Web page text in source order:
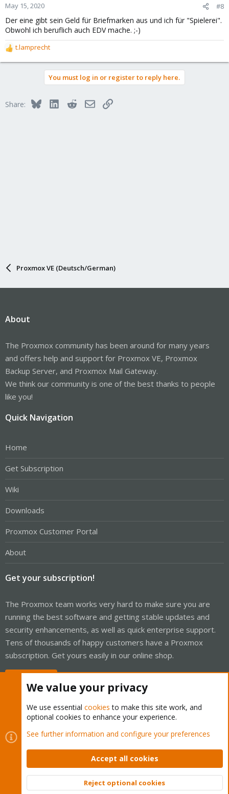
May 15, 2020 #8
Der eine gibt sein Geld für Briefmarken aus und ich für "Spielerei".
Obwohl ich beruflich auch EDV mache. ;-)
R
e
o
t.lamprecht
You must log in or register to reply here.
Share: BlueskyLinkedInRedditEmailLink
Proxmox VE (Deutsch/German)
About
The Proxmox community has been around for many years
and offers help and support for Proxmox VE, Proxmox
Backup Server, and Proxmox Mail Gateway.
We think our community is one of the best thanks to people
like you!
Quick Navigation
Home
Get Subscription
Wiki
Downloads
Proxmox Customer Portal
About
Get your subscription!
The Proxmox team works very hard to make sure you are
running the best software and getting stable updates and
security enhancements, as well as quick enterprise support.
Tens of thousands of happy customers have a Proxmox
subscription. Get yours easily in our online shop.
Cookies
Proxmox Support Forum - Light Mode
Contact us
Terms and rules Privacy policy Help Home
Community platform by XenForo © 2010-2026 XenForo Ltd.
Top
We value your privacy
We use essential cookies to make this site work, and
optional cookies to enhance your experience.
See further information and configure your preferences
Accept all cookies
Reject optional cookies